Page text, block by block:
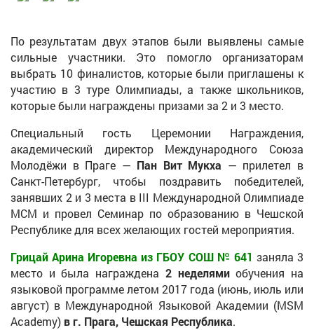
По результатам двух этапов были выявлены самые
сильные участники. Это помогло организаторам
выбрать 10 финалистов, которые были приглашены к
участию в 3 туре Олимпиады, а также школьников,
которые были награждены призами за 2 и 3 место.
Специальный гость Церемонии Награждения,
академический директор Международного Союза
Молодёжи в Праге — Пан Вит Мукха — прилетел в
Санкт-Петербург, чтобы поздравить победителей,
занявших 2 и 3 места в III Международной Олимпиаде
МСМ и провел Семинар по образованию в Чешской
Республике для всех желающих гостей мероприятия.
Грицай Арина Игоревна из ГБОУ СОШ № 641 заняла 3
место и была награждена 2 неделямиобучения на
языковой программе летом 2017 года (июнь, июль или
август) в Международной Языковой Академии (MSM
Academy) в г. Прага, Чешская Республика.